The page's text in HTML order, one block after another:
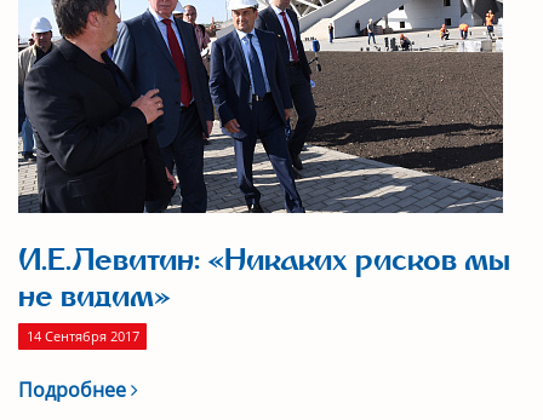
И.Е.Левитин: «Никаких рисков мы
не видим»
14 Сентября 2017
Подробнее